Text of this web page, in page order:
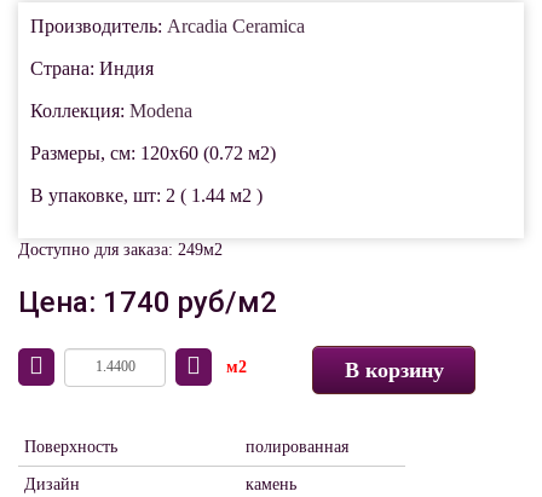
Производитель: Arcadia Ceramica
Страна: Индия
Коллекция: Modena
Размеры, см: 120x60 (0.72 м2)
В упаковке, шт: 2 ( 1.44 м2 )
Доступно для заказа: 249м2
Цена: 1740 руб/м2
м2 В корзину
Поверхность полированная
Дизайн камень